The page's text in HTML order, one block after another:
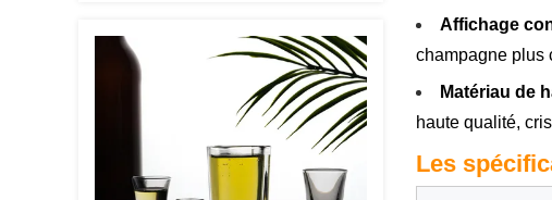
Affichage
champagne plus
Matériau de
haute qualité,
Les